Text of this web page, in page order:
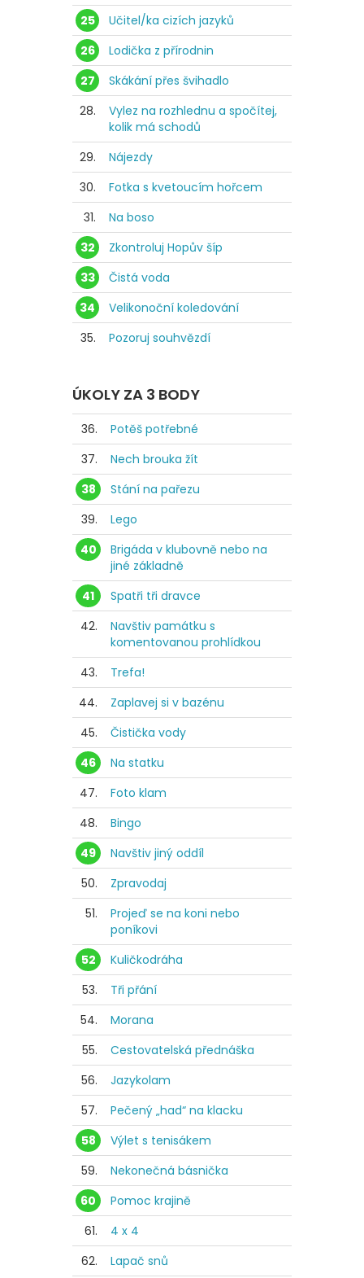
25
Učitel/ka cizích jazyků
26
Lodička z přírodnin
27
Skákání přes švihadlo
28.
Vylez na rozhlednu a spočítej,
kolik má schodů
29.
Nájezdy
30.
Fotka s kvetoucím hořcem
31.
Na boso
32
Zkontroluj Hopův šíp
33
Čistá voda
34
Velikonoční koledování
35.
Pozoruj souhvězdí
ÚKOLY ZA 3 BODY
36.
Potěš potřebné
37.
Nech brouka žít
38
Stání na pařezu
39.
Lego
40
Brigáda v klubovně nebo na
jiné základně
41
Spatři tři dravce
42.
Navštiv památku s
komentovanou prohlídkou
43.
Trefa!
44.
Zaplavej si v bazénu
45.
Čistička vody
46
Na statku
47.
Foto klam
48.
Bingo
49
Navštiv jiný oddíl
50.
Zpravodaj
51.
Projeď se na koni nebo
poníkovi
52
Kuličkodráha
53.
Tři přání
54.
Morana
55.
Cestovatelská přednáška
56.
Jazykolam
57.
Pečený „had“ na klacku
58
Výlet s tenisákem
59.
Nekonečná básnička
60
Pomoc krajině
61.
4 x 4
62.
Lapač snů